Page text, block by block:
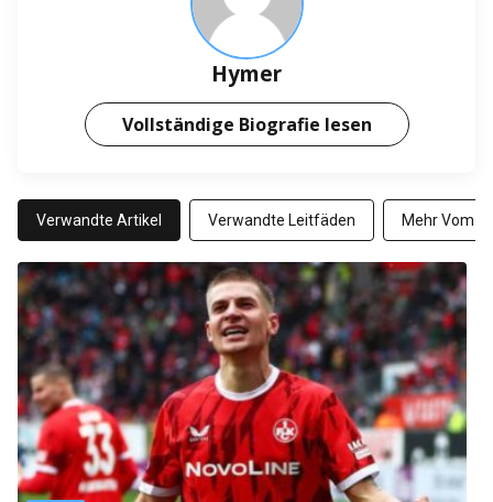
Hymer
Vollständige Biografie lesen
Verwandte Artikel Verwandte Leitfäden Mehr Vom